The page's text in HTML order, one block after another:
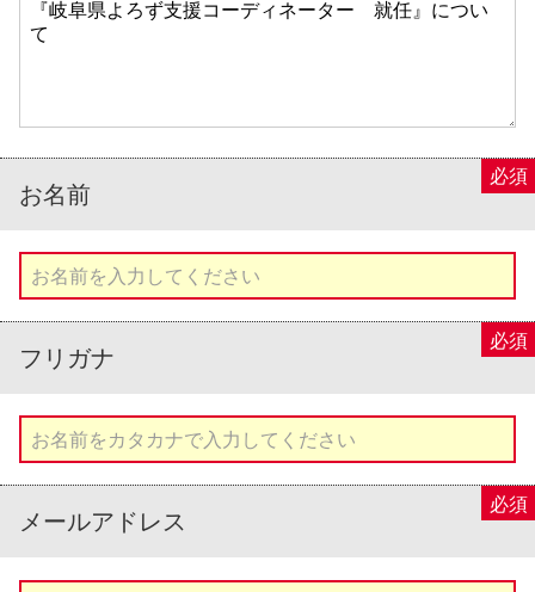
お名前
フリガナ
メールアドレス